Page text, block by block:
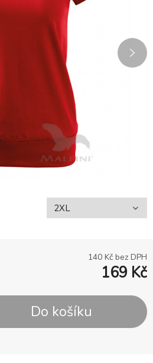
140 Kč bez DPH
169 Kč
Do košíku